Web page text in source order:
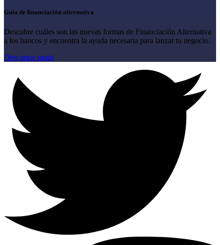
Guía de financiación alternativa
Descubre cuáles son las nuevas formas de Financiación Alternativa
a los bancos y encuentra la ayuda necesaria para lanzar tu negocio.
Descargar gratis